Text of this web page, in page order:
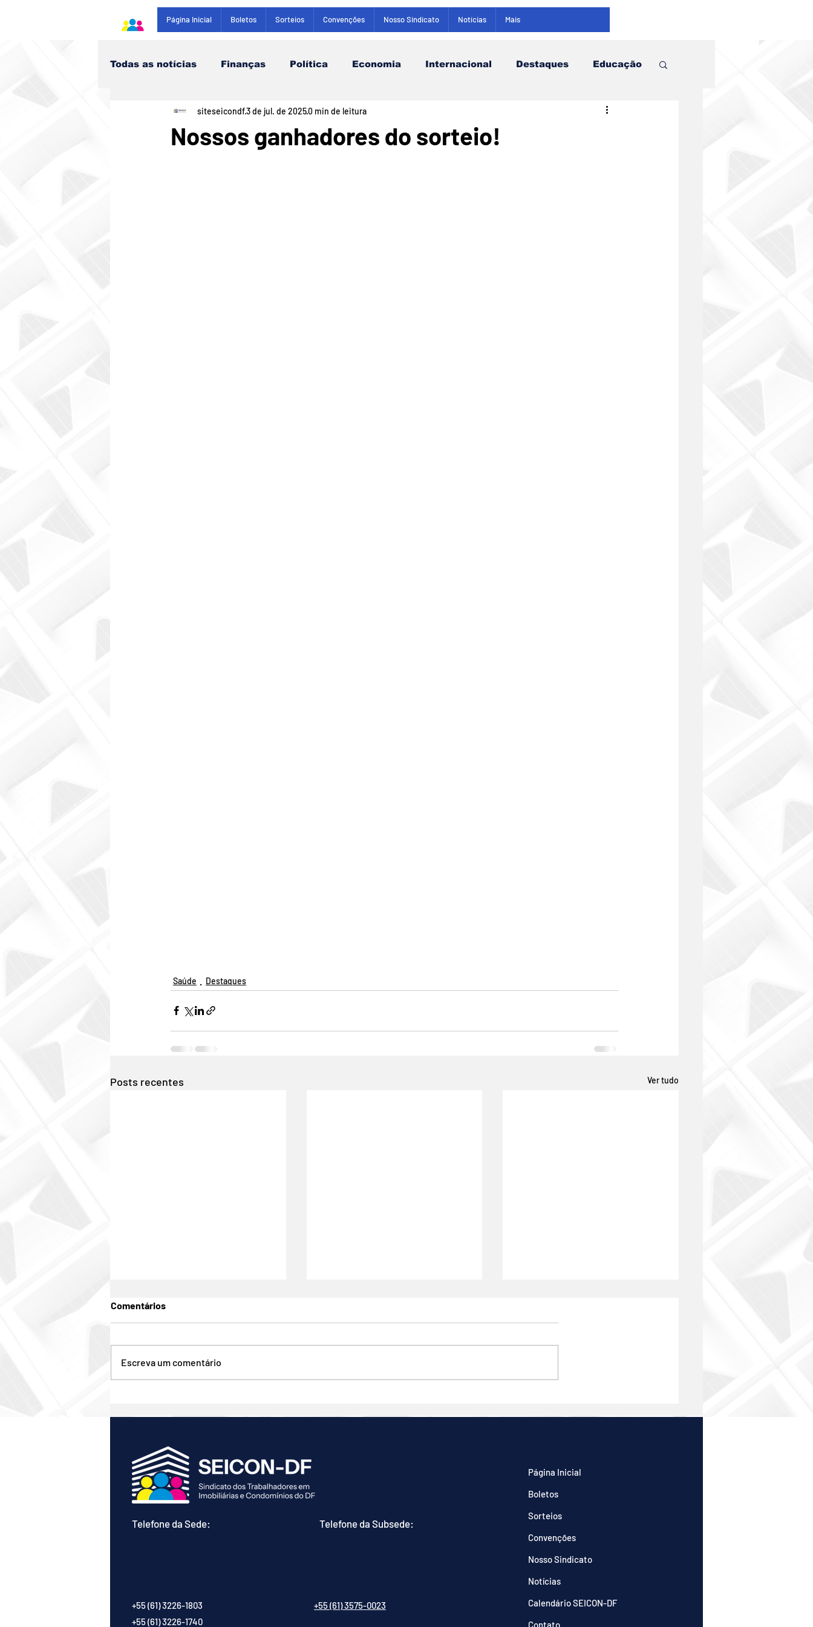
Página Inicial Boletos Sorteios Convenções Nosso Sindicato Notícias Mais
Todas as notícias Finanças Política Economia Internacional Destaques Educação
Nossos ganhadores do sorteio!
siteseicondf3 de jul. de 20250 min de leitura
Saúde Destaques
Posts recentes Ver tudo
GRAVÍSSIMO.
Comentários
Escreva um comentário
Telefone da Sede:
+55 (61) 3226-1803
+55 (61) 3226-1740
Telefone da Subsede:
+55 (61) 3575-0023
Página Inicial
Boletos
Sorteios
Convenções
Nosso Sindicato
Notícias
Calendário SEICON-DF
Contato